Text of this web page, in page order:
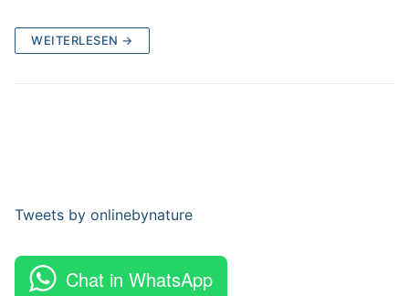
WEITERLESEN →
Tweets by onlinebynature
Chat in WhatsApp